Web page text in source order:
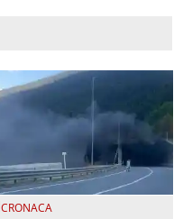
CRONACA